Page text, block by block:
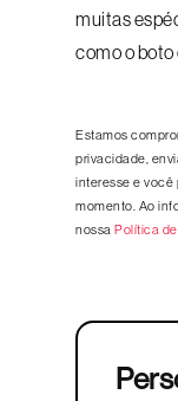
muitas
como o
Estamos
privacidade,
interesse e você
momento. Ao
nossa Política